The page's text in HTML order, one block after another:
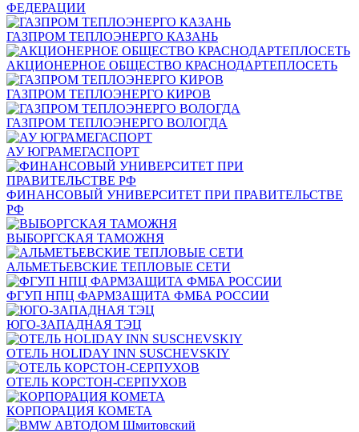
ФЕДЕРАЦИИ
ГАЗПРОМ ТЕПЛОЭНЕРГО КАЗАНЬ
АКЦИОНЕРНОЕ ОБЩЕСТВО КРАСНОДАРТЕПЛОСЕТЬ
ГАЗПРОМ ТЕПЛОЭНЕРГО КИРОВ
ГАЗПРОМ ТЕПЛОЭНЕРГО ВОЛОГДА
АУ ЮГРАМЕГАСПОРТ
ФИНАНСОВЫЙ УНИВЕРСИТЕТ ПРИ ПРАВИТЕЛЬСТВЕ
РФ
ВЫБОРГСКАЯ ТАМОЖНЯ
АЛЬМЕТЬЕВСКИЕ ТЕПЛОВЫЕ СЕТИ
ФГУП НПЦ ФАРМЗАЩИТА ФМБА РОССИИ
ЮГО-ЗАПАДНАЯ ТЭЦ
ОТЕЛЬ HOLIDAY INN SUSCHEVSKIY
ОТЕЛЬ КОРСТОН-СЕРПУХОВ
КОРПОРАЦИЯ КОМЕТА